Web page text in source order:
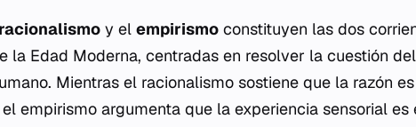
racionalismo y elempirismo constituyen las dos
la Edad Moderna, centradas en resolver la cuestión
Mientras el racionalismo sostiene que la razón
empirismo argumenta que la experiencia sensorial